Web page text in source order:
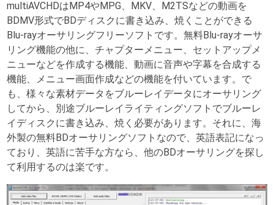
multiAVCHDはMP4やMPG、MKV、M2TSなどの動画を
BDMV形式でBDディスクに書き込み、焼くことができる
Blu-rayオーサリングフリーソフトです。無料Blu-rayオーサ
リング機能の他に、チャプターメニュー、セットアップメ
ニューなどを作成する機能、動画に音声や字幕を合成する
機能、メニュー画面作成などの機能を付いています。で
も、様々な素材データをブルーレイデータにオーサリング
してから、別途ブルーレイライティングソフトでブルーレ
イディスクに書き込み、焼く必要があります。それに、海
外製の無料BDオーサリングソフトなので、英語表記になっ
ており、英語に苦手な方なら、他のBDオーサリングを探し
て利用するのは楽です。